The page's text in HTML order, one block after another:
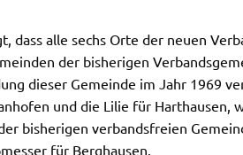
alle sechs Orte der neuen
der bisherigen
dieser Gemeinde im Jahr 1969
und die Lilie für Harthausen,
bisherigen verbandsfreien
für Berghausen.